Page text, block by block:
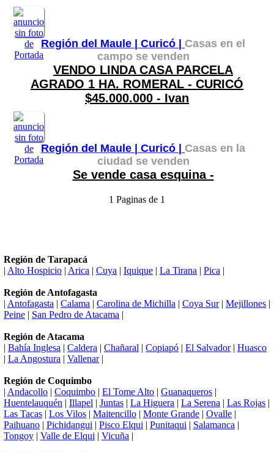
Región del Maule | Curicó | Casas en el
campo se venden
VENDO LINDA CASA PARCELA
AGRADO 1 HA. ROMERAL - CURICÓ
$45.000.000 - Ivan
Región del Maule | Curicó | Casas en la
ciudad se venden
Se vende casa esquina -
1 Paginas de 1
Región de Tarapacá
| Alto Hospicio | Arica | Cuya | Iquique | La Tirana | Pica |
Región de Antofagasta
| Antofagasta | Calama | Carolina de Michilla | Coya Sur| Mejillones |
Peine | San Pedro de Atacama |
Región de Atacama
| Bahía Inglesa | Caldera | Chañaral | Copiapó | El Salvador| Huasco
| La Angostura | Vallenar|
Región de Coquimbo
| Andacollo | Coquimbo | El Tome Alto | Guanaqueros |
Huentelauquén | Illapel | Juntas | La Higuera | La Serena | Las Rojas |
Las Tacas | Los Vilos | Maitencillo | Monte Grande | Ovalle |
Paihuano | Pichidangui | Pisco Elqui | Punitaqui | Salamanca |
Tongoy | Valle de Elqui | Vicuña |